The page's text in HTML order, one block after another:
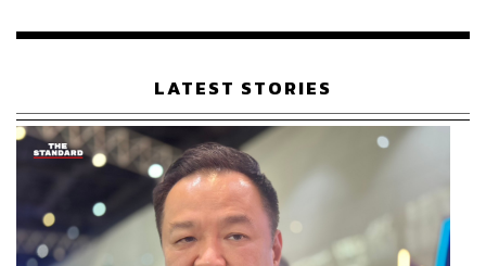
เรือนไทยที่ถูกซุกไว้
LATEST STORIES